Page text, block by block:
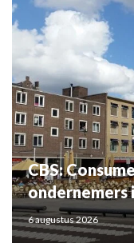
CBS:
ondernemers
6 augustus 2026